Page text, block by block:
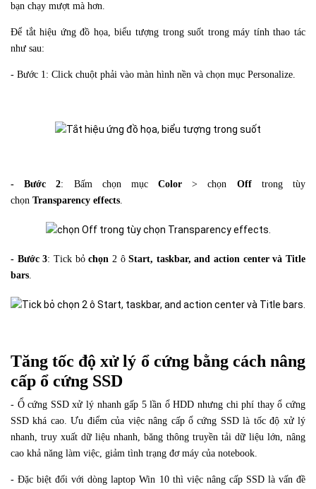
bạn chạy mượt mà hơn.
Để tắt hiệu ứng đồ họa, biểu tượng trong suốt trong máy tính thao tác
như sau:
- Bước 1: Click chuột phải vào màn hình nền và chọn mục Personalize.
- Bước 2: Bấm chọn mụcColor > chọn Off trong tùy
chọn Transparency effects
- Bước 3: Tick bỏchọn 2 ôStart, taskbar, and action center và Title
bars
Tăng tốc độ xử lý ổ cứng bằng cách nâng
cấp ổ cứng SSD
- Ổ cứng SSD xử lý nhanh gấp 5 lần ổ HDD nhưng chi phí thay ổ cứng
SSD khá cao. Ưu điểm của việc nâng cấp ổ cứng SSD là tốc độ xử lý
nhanh, truy xuất dữ liệu nhanh, băng thông truyền tải dữ liệu lớn, nâng
cao khả năng làm việc, giảm tình trạng đơ máy của notebook.
- Đặc biệt đối với dòng laptop Win 10 thì việc nâng cấp SSD là vấn đề